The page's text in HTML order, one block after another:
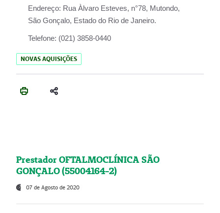
Endereço: Rua Àlvaro Esteves, n°78, Mutondo,
São Gonçalo, Estado do Rio de Janeiro.
Telefone: (021) 3858-0440
NOVAS AQUISIÇÕES
Prestador OFTALMOCLÍNICA SÃO
GONÇALO (55004164-2)
07 de Agosto de 2020